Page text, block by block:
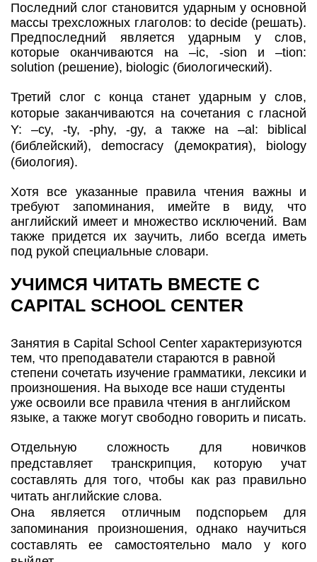
Последний слог становится ударным у основной
массы трехсложных глаголов: to decide (решать).
Предпоследний является ударным у слов,
которые оканчиваются на –ic, -sion и –tion:
solution (решение), biologic (биологический).
Третий слог с конца станет ударным у слов,
которые заканчиваются на сочетания с гласной
Y: –cy, -ty, -phy, -gy, а также на –al: biblical
(библейский), democracy (демократия), biology
(биология).
Хотя все указанные правила чтения важны и
требуют запоминания, имейте в виду, что
английский имеет и множество исключений. Вам
также придется их заучить, либо всегда иметь
под рукой специальные словари.
УЧИМСЯ ЧИТАТЬ ВМЕСТЕ С
CAPITAL SCHOOL CENTER
Занятия в Capital School Center характеризуются
тем, что преподаватели стараются в равной
степени сочетать изучение грамматики, лексики и
произношения. На выходе все наши студенты
уже освоили все правила чтения в английском
языке, а также могут свободно говорить и писать.
Отдельную сложность для новичков
представляет транскрипция, которую учат
составлять для того, чтобы как раз правильно
читать английские слова.
Она является отличным подспорьем для
запоминания произношения, однако научиться
составлять ее самостоятельно мало у кого